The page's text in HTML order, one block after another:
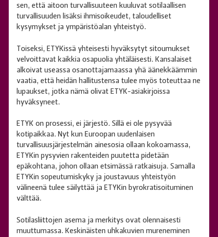
sen, että aitoon turvallisuuteen kuuluvat sotilaallisen
turvallisuuden lisäksi ihmisoikeudet, taloudelliset
kysymykset ja ympäristöalan yhteistyö.
Toiseksi, ETYKissä yhteisesti hyväksytyt sitoumukset
velvoittavat kaikkia osapuolia yhtäläisesti. Kansalaiset
alkoivat useassa osanottajamaassa yhä äänekkäämmin
vaatia, että heidän hallitustensa tulee myös toteuttaa ne
lupaukset, jotka nämä olivat ETYK-asiakirjoissa
hyväksyneet.
ETYK on prosessi, ei järjestö. Sillä ei ole pysyvää
kotipaikkaa. Nyt kun Euroopan uudenlaisen
turvallisuusjärjestelmän ainesosia ollaan kokoamassa,
ETYKin pysyvien rakenteiden puutetta pidetään
epäkohtana, johon ollaan etsimässä ratkaisuja. Samalla
ETYKin sopeutumiskyky ja joustavuus yhteistyön
välineenä tulee säilyttää ja ETYKin byrokratisoituminen
välttää.
Sotilasliittojen asema ja merkitys ovat olennaisesti
muuttumassa. Keskinäisten uhkakuvien mureneminen